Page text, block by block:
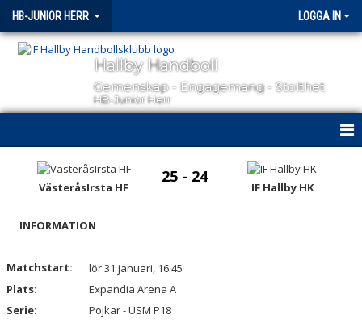
HB-JUNIOR HERR LOGGA IN
Hallby Handboll
Gemenskap - Engagemang - Stolthet
HB-Junior Herr
KALENDER
MATCHER
VästeråsIrsta HF
25 - 24
IF Hallby HK
INFORMATION
Matchstart:
lör 31 januari, 16:45
Plats:
Expandia Arena A
Serie:
Pojkar - USM P18